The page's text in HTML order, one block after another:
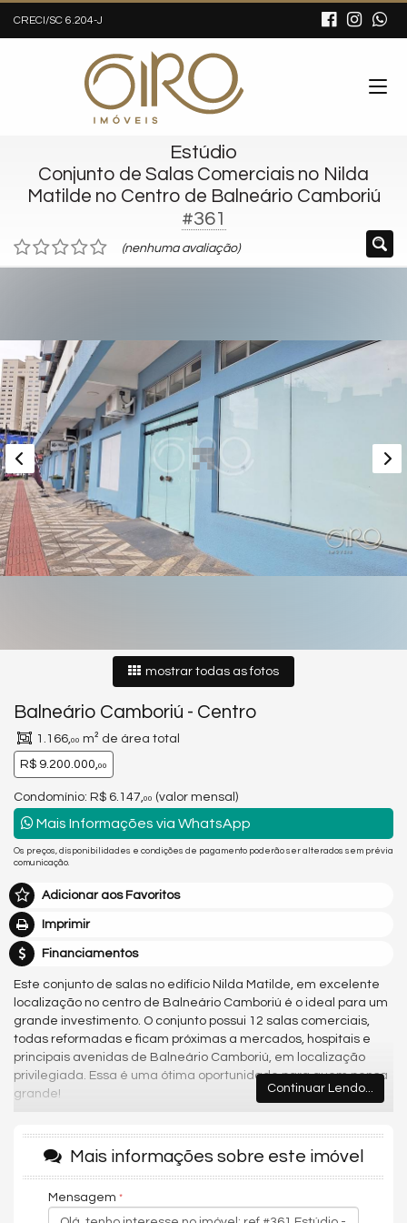
CRECI/SC 6.204-J
Estúdio
Conjunto de Salas Comerciais no Nilda
Matilde no Centro de Balneário Camboriú
#361
(nenhuma avaliação)
mostrar todas as fotos
Balneário Camboriú - Centro
1.166,00 m² de área total
R$ 9.200.000,00
Condomínio: R$ 6.147, 00 (valor mensal)
Mais Informações via WhatsApp
Os preços, disponibilidades e condições de pagamento poderão ser alterados sem prévia
comunicação.
Adicionar aos Favoritos
Imprimir
Financiamentos
Este conjunto de salas no edifício Nilda Matilde, em excelente
localização no centro de Balneário Camboriú é o ideal para um
grande investimento. O conjunto possui 12 salas comerciais,
todas reformadas e ficam próximas a mercados, hospitais e
principais avenidas de Balneário Camboriú, em localização
privilegiada. Essa é uma ótima oportunidade para quem pensa
grande!
- Pronto para ocupação
- 01 sala térrea com 557,17m² (locada atualmente por
- 01 sobreloja com 360,94m² (ideal para academia, coworking,
Continuar Lendo...
Mais informações sobre este imóvel
Mensagem